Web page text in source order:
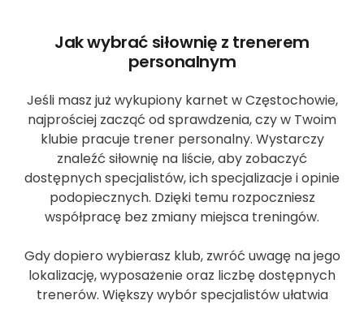
Jak wybrać siłownię z trenerem
personalnym
Jeśli masz już wykupiony karnet w Częstochowie,
najprościej zacząć od sprawdzenia, czy w Twoim
klubie pracuje trener personalny. Wystarczy
znaleźć siłownię na liście, aby zobaczyć
dostępnych specjalistów, ich specjalizacje i opinie
podopiecznych. Dzięki temu rozpoczniesz
współpracę bez zmiany miejsca treningów.
Gdy dopiero wybierasz klub, zwróć uwagę na jego
lokalizację, wyposażenie oraz liczbę dostępnych
trenerów. Większy wybór specjalistów ułatwia